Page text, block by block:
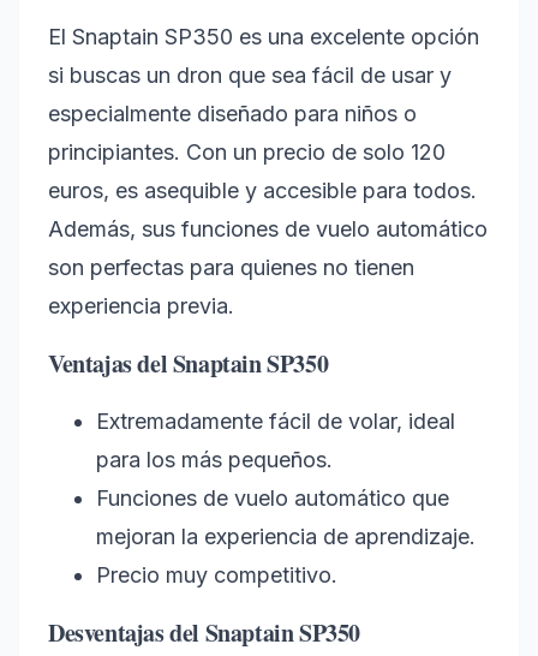
El Snaptain SP350 es una excelente opción
si buscas un dron que sea fácil de usar y
especialmente diseñado para niños o
principiantes. Con un precio de solo 120
euros, es asequible y accesible para todos.
Además, sus funciones de vuelo automático
son perfectas para quienes no tienen
experiencia previa.
Ventajas del Snaptain SP350
Extremadamente fácil de volar, ideal
para los más pequeños.
Funciones de vuelo automático que
mejoran la experiencia de aprendizaje.
Precio muy competitivo.
Desventajas del Snaptain SP350